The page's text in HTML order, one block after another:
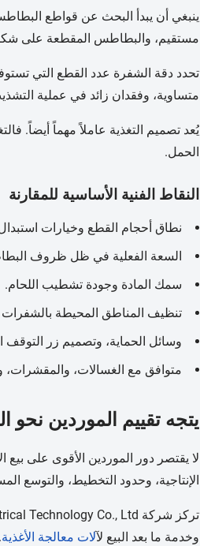
ينبغي أن يبدأ البحث عن قواطع
مستقيم، والبطاطس المقطعة على
تحدد دقة الشفرة عدد القطع التي
متساوية، وفقدان زائد في عملية
يُعد تصميم التغذية عاملاً مهماً أيضاً.
الحمل.
النقاط الفنية الأساسية للمقارنة
نطاق أحجام القطع وخيارات
السعة الفعلية في ظل ظروف
سمك المادة وجودة تشطيب اللحام.
تنظيف المناطق المحيطة بالشفرات
وسائل الحماية، وتصميم زر التوقف
متوافق مع الغسالات، والمقشرات،
يتجه تقييم الموردين نحو
لا يقتصر دور الموردين الأقوى على بيع
الإنتاجية، وحدود التخطيط، والتوسع
وخدمة ما بعد البيع لآلات معالجة الأغذية.